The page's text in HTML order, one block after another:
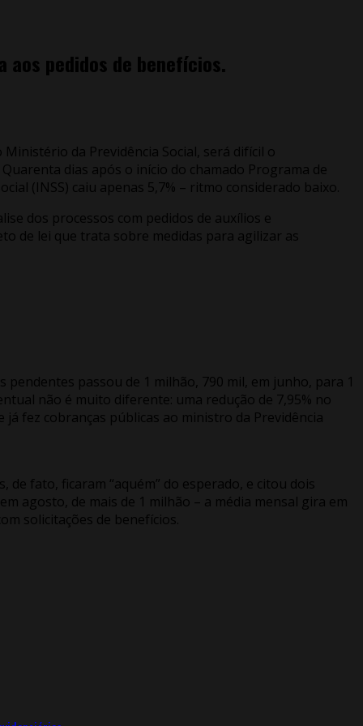
aos pedidos de benefícios.
da Previdência Social, será difícil o
dias após o início do chamado Programa de
(INSS) caiu apenas 5,7% – ritmo considerado baixo.
dos processos com pedidos de auxílios e
de lei que trata sobre medidas para agilizar as
passou de 1 milhão, 790 mil, em junho, para 1
não é muito diferente: uma redução de 7,95% no
fez cobranças públicas ao ministro da Previdência
fato, ficaram “aquém” do esperado, e citou dois
agosto, de mais de 1 milhão – a média mensal gira em
solicitações de benefícios.